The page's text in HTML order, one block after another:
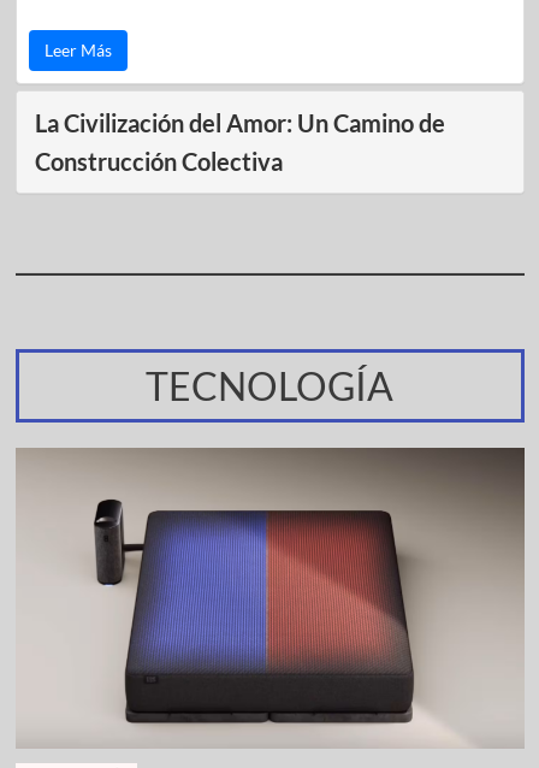
Leer Más
La Civilización del Amor: Un Camino de
Construcción Colectiva
TECNOLOGÍA